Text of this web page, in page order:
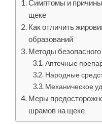
Симптомы и
щеке
Как отличить
образований
Методы
Аптечные
Народные
Механическое
Меры
шрамов на щеке